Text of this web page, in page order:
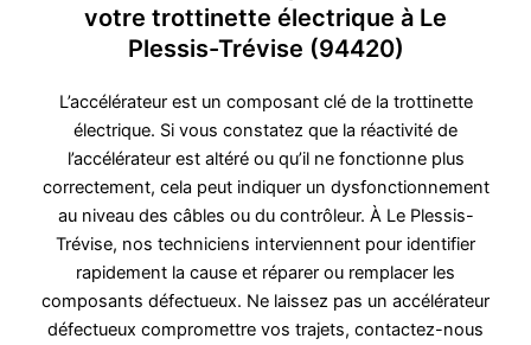
votre trottinette électrique à Le
Plessis-Trévise (94420)
L’accélérateur est un composant clé de la trottinette
électrique. Si vous constatez que la réactivité de
l’accélérateur est altéré ou qu’il ne fonctionne plus
correctement, cela peut indiquer un dysfonctionnement
au niveau des câbles ou du contrôleur. À Le Plessis-
Trévise, nos techniciens interviennent pour identifier
rapidement la cause et réparer ou remplacer les
composants défectueux. Ne laissez pas un accélérateur
défectueux compromettre vos trajets, contactez-nous